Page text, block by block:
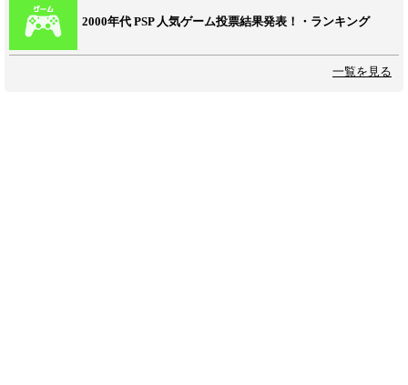
2000年代 PSP 人気ゲーム投票結果発表！・ランキング
一覧を見る